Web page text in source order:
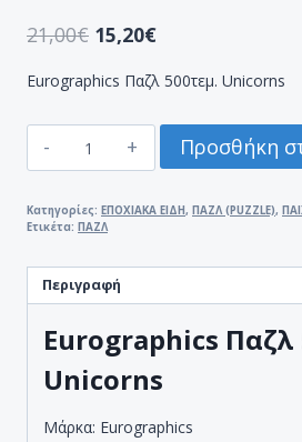
21,00€ 15,20€
Eurographics Παζλ 500τεμ. Unicorns
EUROGRAPHICS
ΠΑΖΛ
ΤΕΜ.
XLarge
5363
UNICORNS
IN
FAIRY
LAND
JAN
Προσθήκη
Κατηγορίες: ΕΠΟΧΙΑΚΑ ΕΙΔΗ, ΠΑΖΛ (PUZZLE),
Ετικέτα: ΠΑΖΛ
Περιγραφή
Eurographics Παζλ
Unicorns
Μάρκα: Eurographics